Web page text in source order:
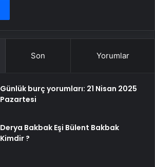
Son Yorumlar
Günlük burç yorumları: 21 Nisan 2025
Pazartesi
Derya Bakbak Eşi Bülent Bakbak
Kimdir ?